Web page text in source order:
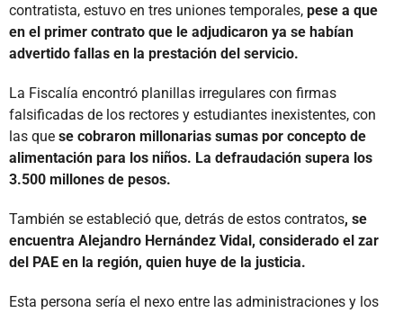
contratista, estuvo en tres uniones temporales, pese a que
en el primer contrato que le adjudicaron ya se habían
advertido fallas en la prestación del servicio.
La Fiscalía encontró planillas irregulares con firmas
falsificadas de los rectores y estudiantes inexistentes, con
las que se cobraron millonarias sumas por concepto de
alimentación para los niños. La defraudación supera los
3.500 millones de pesos.
También se estableció que, detrás de estos contratos, se
encuentra Alejandro Hernández Vidal, considerado el zar
del PAE en la región, quien huye de la justicia.
Esta persona sería el nexo entre las administraciones y los